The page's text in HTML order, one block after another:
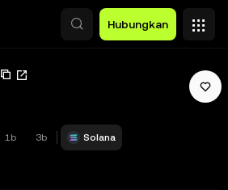
Hubungkan
1b 3b Solana